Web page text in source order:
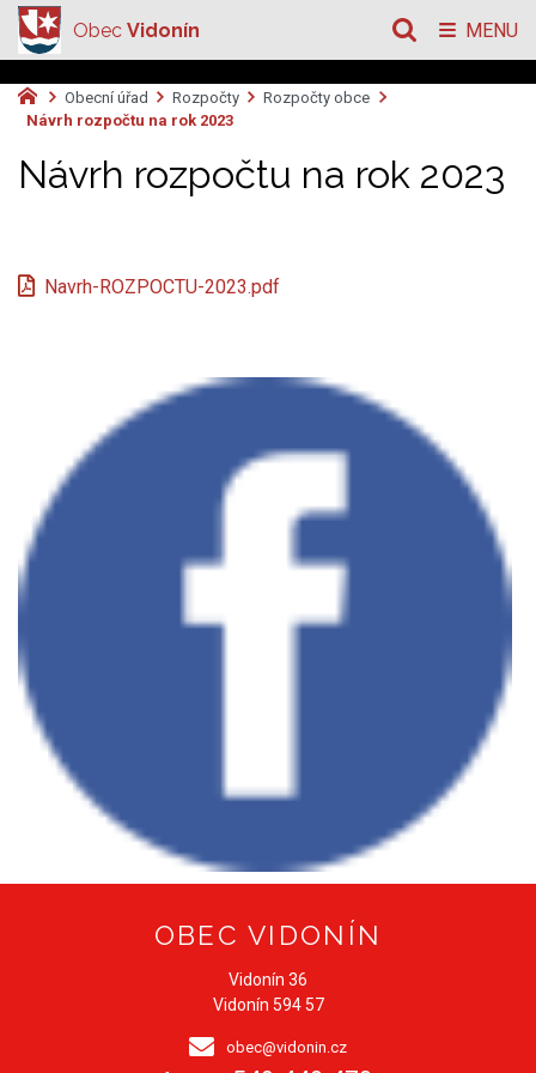
Obecní úřad Rozpočty
Rozpočty obce
Návrh rozpočtu na rok 2023
Návrh rozpočtu na rok 2023
Navrh-ROZPOCTU-2023.pdf
OBEC VIDONÍN
Vidonín 36
Vidonín 594 57
obec@vidonin.cz
Obec Vidonín MENU